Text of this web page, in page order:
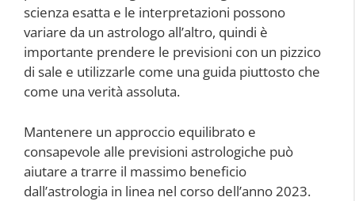
scienza esatta e le interpretazioni possono
variare da un astrologo all’altro, quindi è
importante prendere le previsioni con un pizzico
di sale e utilizzarle come una guida piuttosto che
come una verità assoluta.
Mantenere un approccio equilibrato e
consapevole alle previsioni astrologiche può
aiutare a trarre il massimo beneficio
dall’astrologia in linea nel corso dell’anno 2023.